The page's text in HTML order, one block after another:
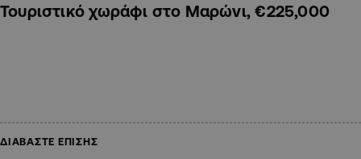
Τουριστικό χωράφι στο Μαρώνι, €225,000
ΔΙΑΒΑΣΤΕ ΕΠΙΣΗΣ